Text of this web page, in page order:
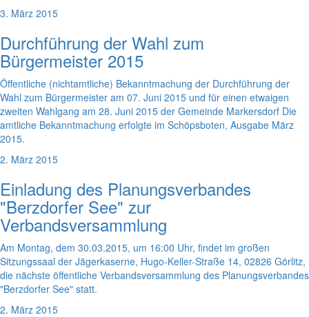
3. März 2015
Durchführung der Wahl zum
Bürgermeister 2015
Öffentliche (nichtamtliche) Bekanntmachung der Durchführung der
Wahl zum Bürgermeister am 07. Juni 2015 und für einen etwaigen
zweiten Wahlgang am 28. Juni 2015 der Gemeinde Markersdorf Die
amtliche Bekanntmachung erfolgte im Schöpsboten, Ausgabe März
2015.
2. März 2015
Einladung des Planungsverbandes
"Berzdorfer See" zur
Verbandsversammlung
Am Montag, dem 30.03.2015, um 16:00 Uhr, findet im großen
Sitzungssaal der Jägerkaserne, Hugo-Keller-Straße 14, 02826 Görlitz,
die nächste öffentliche Verbandsversammlung des Planungsverbandes
"Berzdorfer See" statt.
2. März 2015